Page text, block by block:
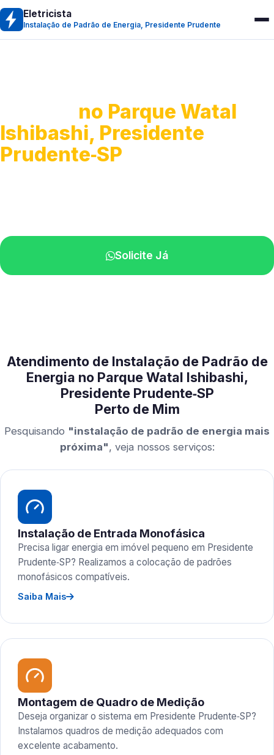
Eletricista
Instalação de Padrão de Energia, Presidente Prudente
no Parque Watal
Ishibashi, Presidente
Prudente‑SP
Solicite Já
Atendimento de Instalação de Padrão de
Energia no Parque Watal Ishibashi,
Presidente Prudente‑SP
Perto de Mim
Pesquisando "instalação de padrão de energia mais
próxima", veja nossos serviços:
Instalação de Entrada Monofásica
Precisa ligar energia em imóvel pequeno em Presidente
Prudente‑SP? Realizamos a colocação de padrões
monofásicos compatíveis.
Saiba Mais
Montagem de Quadro de Medição
Deseja organizar o sistema em Presidente Prudente‑SP?
Instalamos quadros de medição adequados com
excelente acabamento.